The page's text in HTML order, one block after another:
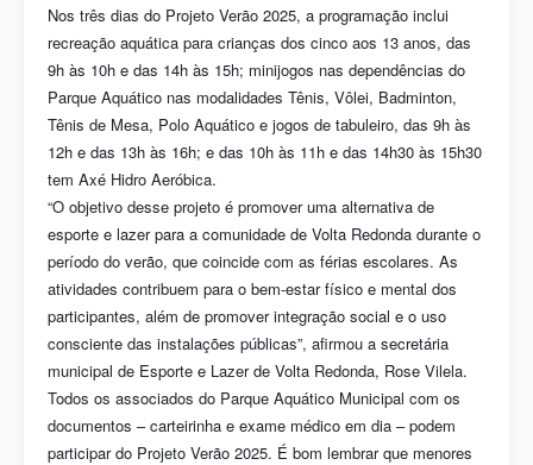
Nos três dias do Projeto Verão 2025, a programação inclui
recreação aquática para crianças dos cinco aos 13 anos, das
9h às 10h e das 14h às 15h; minijogos nas dependências do
Parque Aquático nas modalidades Tênis, Vôlei, Badminton,
Tênis de Mesa, Polo Aquático e jogos de tabuleiro, das 9h às
12h e das 13h às 16h; e das 10h às 11h e das 14h30 às 15h30
tem Axé Hidro Aeróbica.
“O objetivo desse projeto é promover uma alternativa de
esporte e lazer para a comunidade de Volta Redonda durante o
período do verão, que coincide com as férias escolares. As
atividades contribuem para o bem-estar físico e mental dos
participantes, além de promover integração social e o uso
consciente das instalações públicas”, afirmou a secretária
municipal de Esporte e Lazer de Volta Redonda, Rose Vilela.
Todos os associados do Parque Aquático Municipal com os
documentos – carteirinha e exame médico em dia – podem
participar do Projeto Verão 2025. É bom lembrar que menores